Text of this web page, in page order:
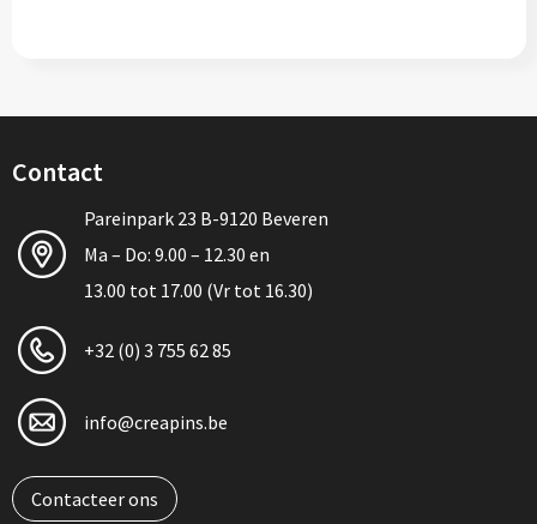
Contact
Pareinpark 23 B-9120 Beveren
Ma – Do: 9.00 – 12.30 en
13.00 tot 17.00 (Vr tot 16.30)
+32 (0) 3 755 62 85
info@creapins.be
Contacteer ons